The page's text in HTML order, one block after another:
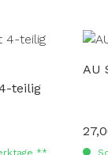
teilig
AU